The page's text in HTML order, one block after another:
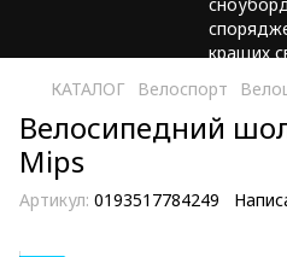
КАТАЛОГ Велоспорт
Велосипедний
Mips
Артикул: 0193517784249